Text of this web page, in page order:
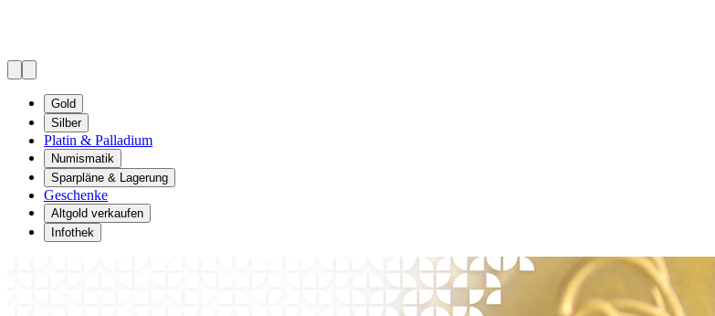
Gold
Silber
Platin & Palladium
Numismatik
Sparpläne & Lagerung
Geschenke
Altgold verkaufen
Infothek